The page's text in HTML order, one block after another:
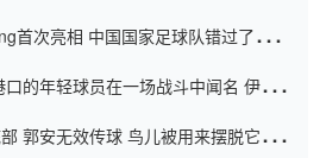
首次亮相 中国国家足球队错过了世界
的年轻球员在一场战斗中闻名 伊万放
郭安无效传球 鸟儿被用来摆脱它